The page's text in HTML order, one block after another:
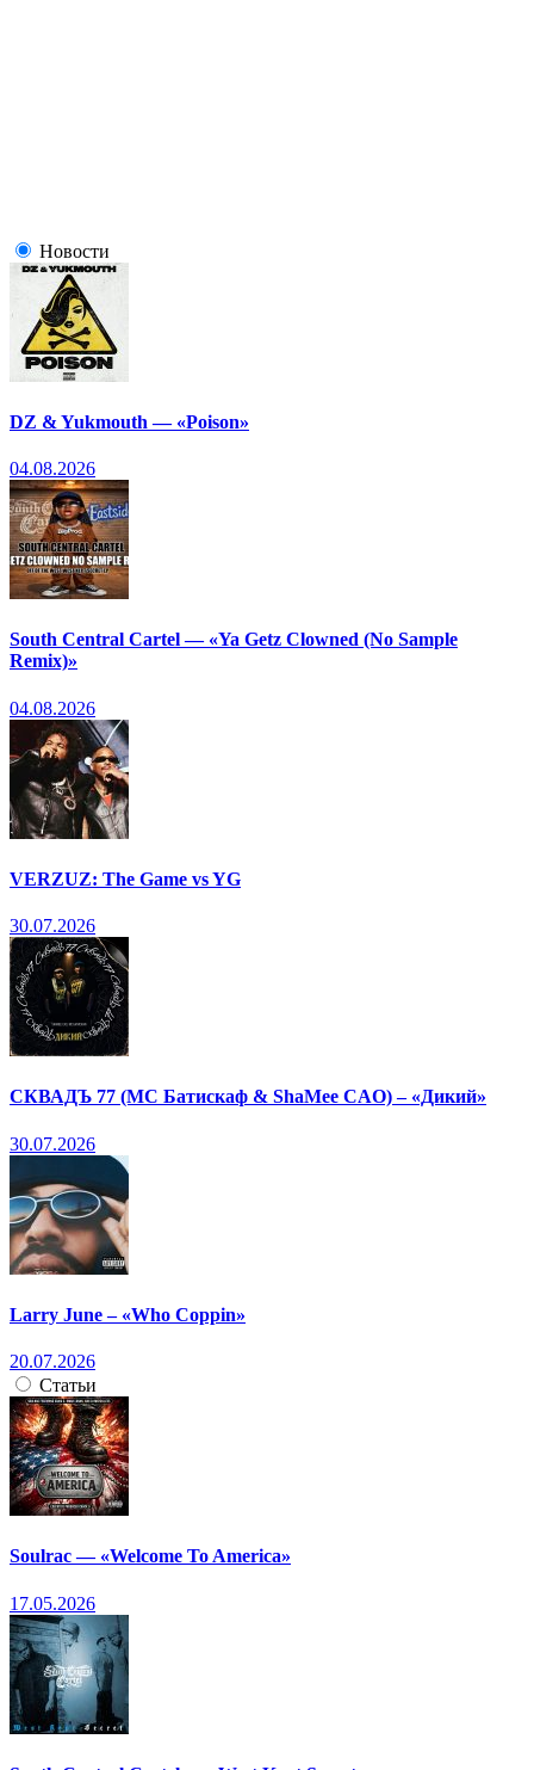
Новости
DZ & Yukmouth — «Poison»
04.08.2026
South Central Cartel — «Ya Getz Clowned (No Sample
Remix)»
04.08.2026
VERZUZ: The Game vs YG
30.07.2026
СКВАДЪ 77 (МС Батискаф & ShaMee CAO) – «Дикий»
30.07.2026
Larry June – «Who Coppin»
20.07.2026
Статьи
Soulrac — «Welcome To America»
17.05.2026